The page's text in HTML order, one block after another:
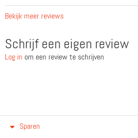
Bekijk meer reviews
Schrijf een eigen review
Log in om een review te schrijven
Sparen